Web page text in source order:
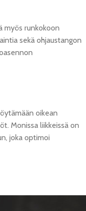
myös runkokoon
sekä ohjaustangon
oikean
Monissa liikkeissä on
joka optimoi